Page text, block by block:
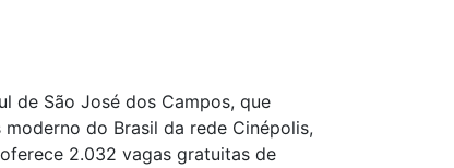
de São José dos Campos, que
do Brasil da rede Cinépolis,
2.032 vagas gratuitas de